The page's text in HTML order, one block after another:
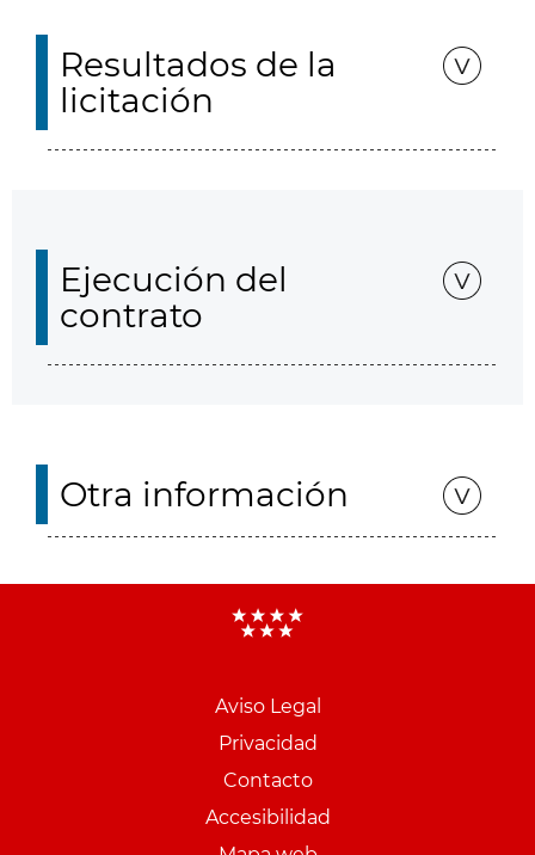
Resultados de la
licitación
Ejecución del
contrato
Otra información
Aviso Legal
Privacidad
Contacto
Accesibilidad